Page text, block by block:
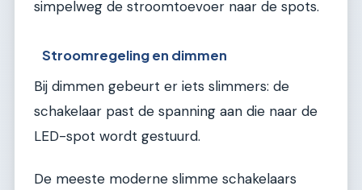
simpelweg de stroomtoevoer naar de spots.
Stroomregeling en dimmen
Bij dimmen gebeurt er iets slimmers: de
schakelaar past de spanning aan die naar de
LED-spot wordt gestuurd.
De meeste moderne slimme schakelaars